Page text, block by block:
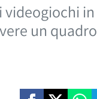
videogiochi in
un quadro